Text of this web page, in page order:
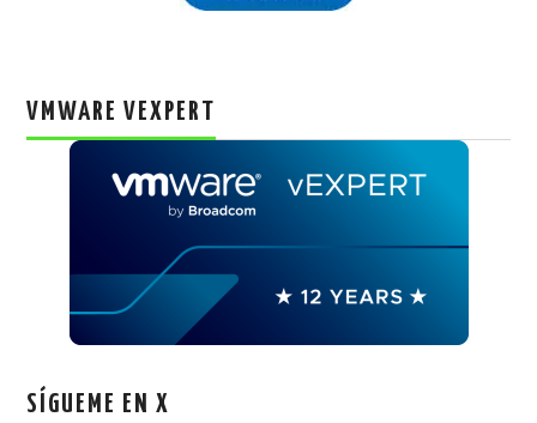
VMWARE VEXPERT
SÍGUEME EN X